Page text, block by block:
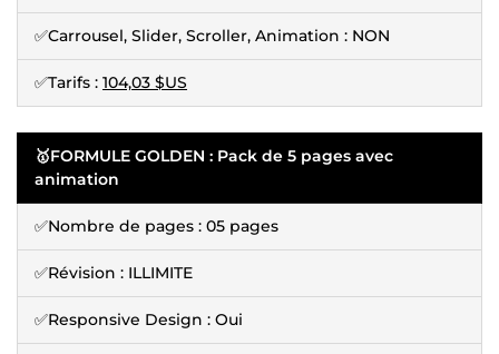
✅Carrousel, Slider, Scroller, Animation : NON
✅Tarifs : 104,03 $US
🥇FORMULE GOLDEN : Pack de 5 pages avec
animation
✅Nombre de pages : 05 pages
✅Révision : ILLIMITE
✅Responsive Design : Oui